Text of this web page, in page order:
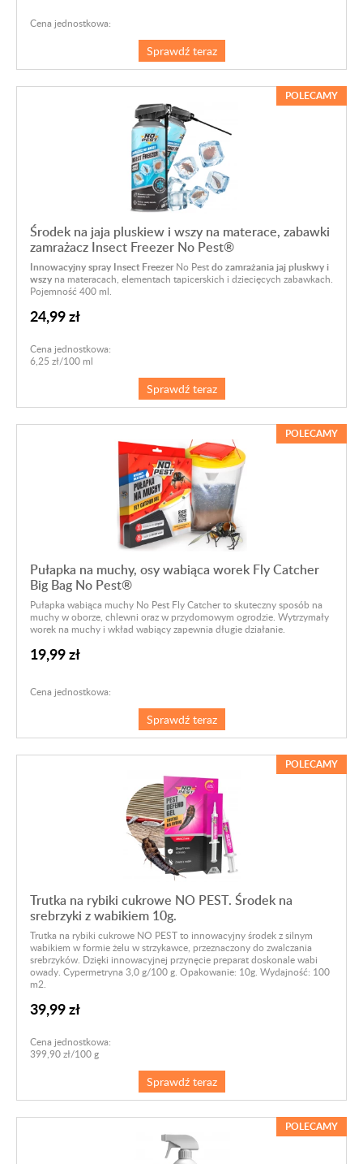
Cena jednostkowa:
Sprawdź teraz
Środek na jaja pluskiew i wszy na materace, zabawki
zamrażacz Insect Freezer No Pest®
POLECAMY
Innowacyjny spray Insect FreezerNo Pestdo zamrażania jaj pluskwy i
wszy na materacach, elementach tapicerskich i dziecięcych zabawkach.
Pojemność 400 ml.
24,99 zł
Cena jednostkowa:
6,25 zł/100 ml
Sprawdź teraz
Pułapka na muchy, osy wabiąca worek Fly Catcher
Big Bag No Pest®
POLECAMY
Pułapka wabiąca muchy No Pest Fly Catcher to skuteczny sposób na
muchy w oborze, chlewni oraz w przydomowym ogrodzie. Wytrzymały
worek na muchy i wkład wabiący zapewnia długie działanie.
19,99 zł
Cena jednostkowa:
Sprawdź teraz
Trutka na rybiki cukrowe NO PEST. Środek na
srebrzyki z wabikiem 10g.
POLECAMY
Trutka na rybiki cukrowe NO PEST to innowacyjny środek z silnym
wabikiem w formie żelu w strzykawce, przeznaczony do zwalczania
srebrzyków. Dzięki innowacyjnej przynęcie preparat doskonale wabi
owady. Cypermetryna 3,0 g/100 g. Opakowanie: 10g. Wydajność: 100
m2.
39,99 zł
Cena jednostkowa:
399,90 zł/100 g
Sprawdź teraz
POLECAMY